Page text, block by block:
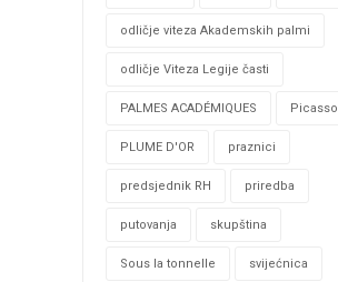
odličje viteza Akademskih palmi
odličje Viteza Legije časti
PALMES ACADÉMIQUES Picasso
PLUME D'OR praznici
predsjednik RH priredba
putovanja skupština
Sous la tonnelle svijećnica